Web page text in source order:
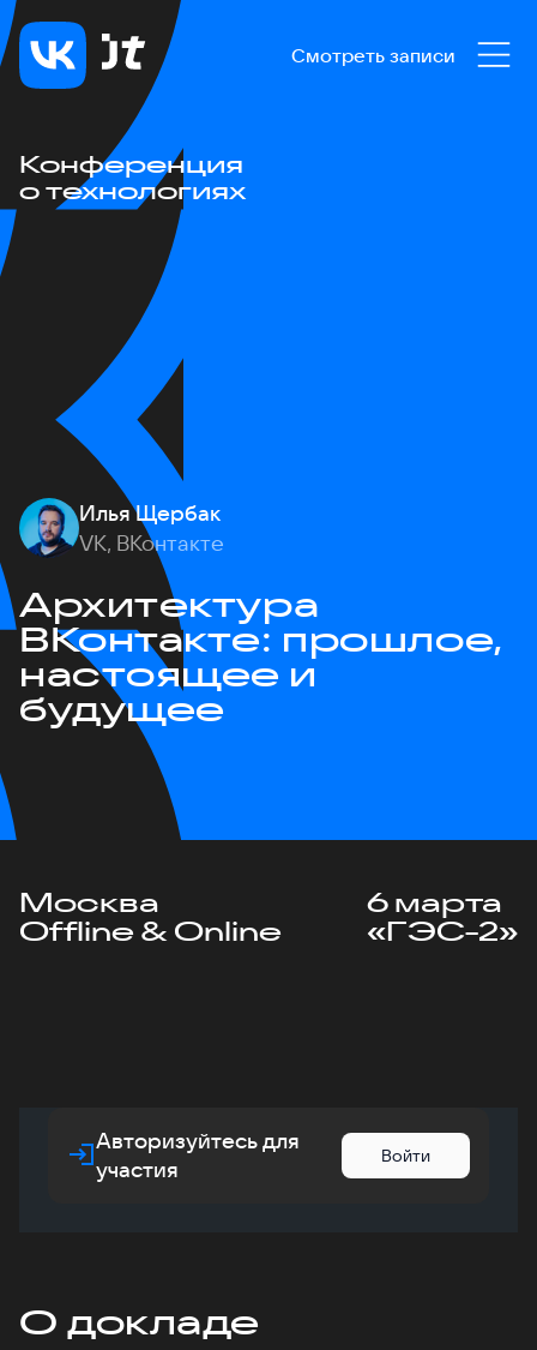
Смотреть записи
Конференция
о технологиях
Илья Щербак
VK, ВКонтакте
Архитектура
ВКонтакте: прошлое,
настоящее и
будущее
Москва
Offline & Online
6 марта
«ГЭС-2»
Авторизуйтесь для
участия
Войти
О докладе